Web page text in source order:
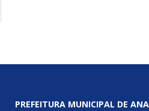
PREFEITURA MUNICIPAL DE